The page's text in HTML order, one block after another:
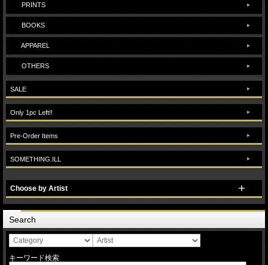
PRINTS
BOOKS
APPAREL
OTHERS
SALE
Only 1pc Left!!
Pre-Order Items
SOMETHING.ILL
Choose by Artist
Search
キーワード検索